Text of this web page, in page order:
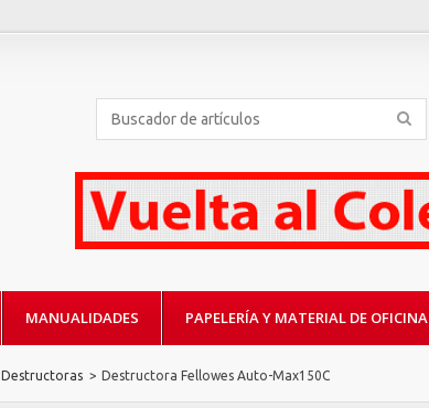
MANUALIDADES PAPELERÍA Y MATERIAL DE OFICINA
Destructoras > Destructora Fellowes Auto-Max150C